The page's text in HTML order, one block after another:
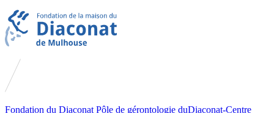
Fondation du Diaconat Pôle de gérontologie duDiaconat-Centre